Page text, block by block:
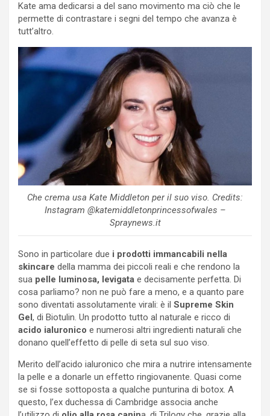
Kate ama dedicarsi a del sano movimento ma ciò che le
permette di contrastare i segni del tempo che avanza è
tutt’altro.
Che crema usa Kate Middleton per il suo viso. Credits:
Instagram @katemiddletonprincessofwales –
Spraynews.it
Sono in particolare due i prodotti immancabili nella
skincare della mamma dei piccoli reali e che rendono la
sua pelle luminosa, levigata e decisamente perfetta. Di
cosa parliamo? non ne può fare a meno, e a quanto pare
sono diventati assolutamente virali: è il Supreme Skin
Gel , di Biotulin. Un prodotto tutto al naturale e ricco di
acido ialuronico e numerosi altri ingredienti naturali che
donano quell’effetto di pelle di seta sul suo viso.
Merito dell’acido ialuronico che mira a nutrire intensamente
la pelle e a donarle un effetto ringiovanente. Quasi come
se si fosse sottoposta a qualche punturina di botox. A
questo, l’ex duchessa di Cambridge associa anche